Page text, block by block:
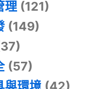
理(121)
(149)
(57)